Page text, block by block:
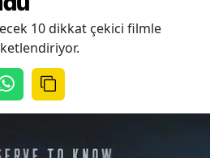
10 dikkat çekici filmle